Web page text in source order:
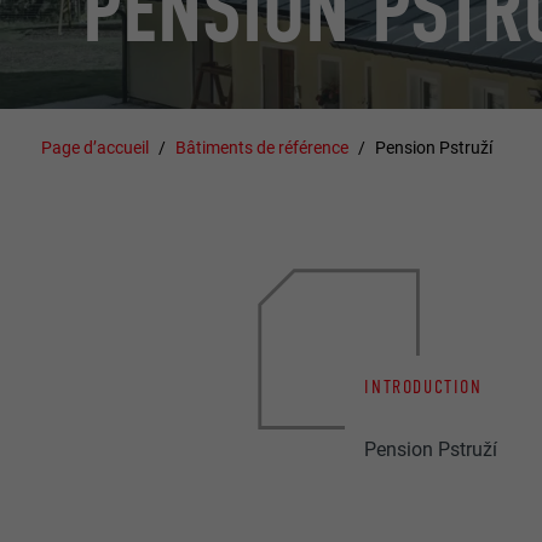
Page d’accueil Bâtiments de référence Pension Pstruží
INTRODUCTION
Pension Pstruží